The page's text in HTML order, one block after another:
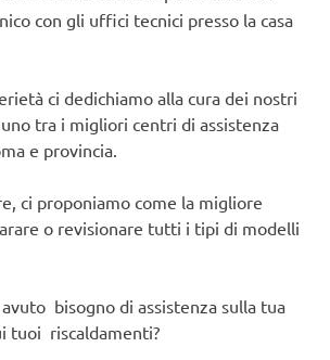
con gli uffici tecnici presso la casa
ci dedichiamo alla cura dei nostri
tra i migliori centri di assistenza
e provincia.
ci proponiamo come la migliore
o revisionare tutti i tipi di modelli
bisogno di assistenza sulla tua
tuoi riscaldamenti?